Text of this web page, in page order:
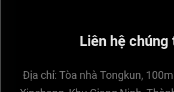
Liên hệ chúng
Địa chỉ: Tòa nhà Tongkun,